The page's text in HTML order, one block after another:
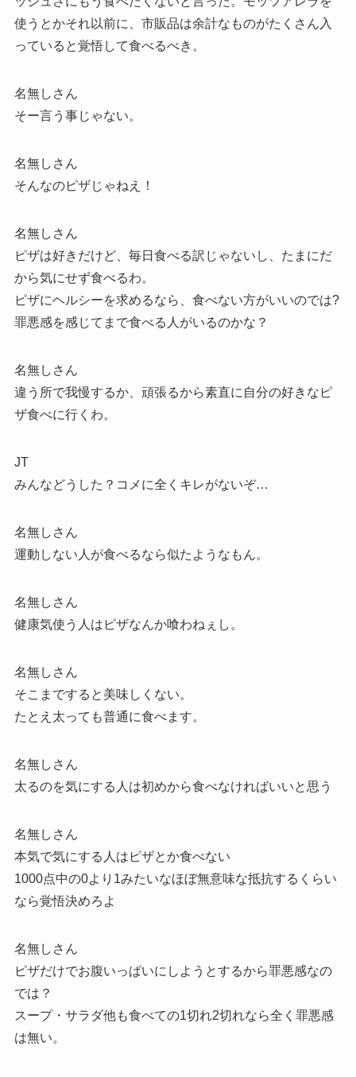
使うとかそれ以前に、市販品は余計なものがたくさん入
っていると覚悟して食べるべき。
名無しさん
そー言う事じゃない。
名無しさん
そんなのピザじゃねえ！
名無しさん
ピザは好きだけど、毎日食べる訳じゃないし、たまにだ
から気にせず食べるわ。
ピザにヘルシーを求めるなら、食べない方がいいのでは?
罪悪感を感じてまで食べる人がいるのかな？
名無しさん
違う所で我慢するか、頑張るから素直に自分の好きなピ
ザ食べに行くわ。
JT
みんなどうした？コメに全くキレがないぞ…
名無しさん
運動しない人が食べるなら似たようなもん。
名無しさん
健康気使う人はピザなんか喰わねぇし。
名無しさん
そこまですると美味しくない。
たとえ太っても普通に食べます。
名無しさん
太るのを気にする人は初めから食べなければいいと思う
名無しさん
本気で気にする人はピザとか食べない
1000点中の0より1みたいなほぼ無意味な抵抗するくらい
なら覚悟決めろよ
名無しさん
ピザだけでお腹いっぱいにしようとするから罪悪感なの
では？
スープ・サラダ他も食べての1切れ2切れなら全く罪悪感
は無い。